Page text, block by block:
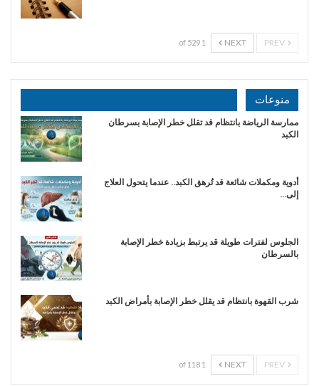
NEXT
1 of 529
منوعات
ممارسة الرياضة بانتظام قد تقلل خطر الإصابة بسرطان
الكبد
أدوية ومكملات شائعة قد تُرهق الكبد.. عندما يتحول العلاج
إلى…
الجلوس لفترات طويلة قد يرتبط بزيادة خطر الإصابة
بالسرطان
شرب القهوة بانتظام قد يقلل خطر الإصابة بأمراض الكبد
NEXT
1 of 118